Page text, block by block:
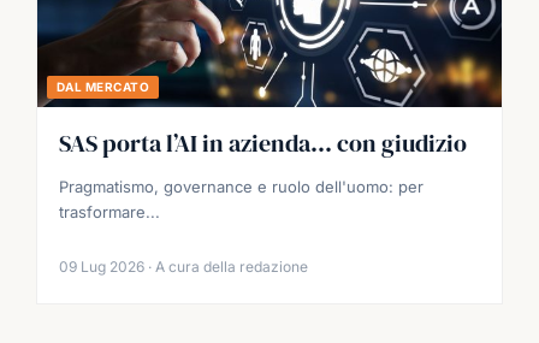
DAL MERCATO
SAS porta l’AI in azienda… con giudizio
Pragmatismo, governance e ruolo dell'uomo: per
trasformare...
09 Lug 2026 · A cura della redazione